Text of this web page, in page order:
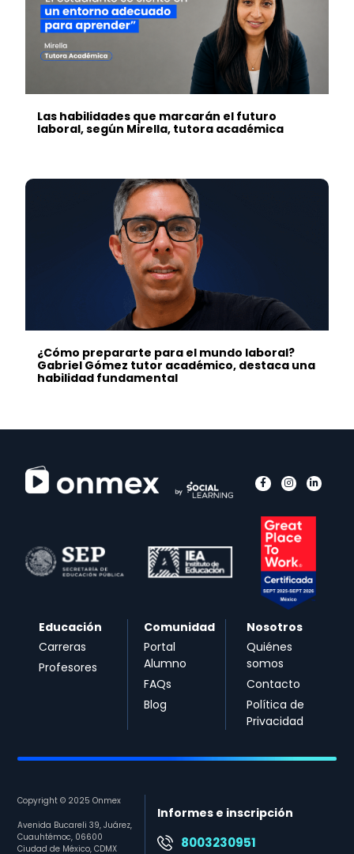
Las habilidades que marcarán el futuro
laboral, según Mirella, tutora académica
¿Cómo prepararte para el mundo laboral?
Gabriel Gómez tutor académico, destaca una
habilidad fundamental
Educación
Carreras
Profesores
Comunidad
Portal
Alumno
FAQs
Blog
Nosotros
Quiénes
somos
Contacto
Política de
Privacidad
Copyright © 2025 Onmex
Avenida Bucareli 39, Juárez,
Cuauhtémoc, 06600
Ciudad de México, CDMX
Informes e inscripción
8003230951